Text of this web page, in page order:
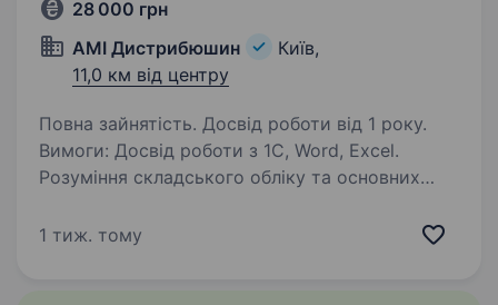
28 000 грн
АМІ Дистрибюшин
Київ,
11,0 км від центру
Повна зайнятість. Досвід роботи від 1 року.
Вимоги: Досвід роботи з 1С, Word, Excel.
Розуміння складського обліку та основних
з великим обсягом даних Уважність
1 тиж. тому